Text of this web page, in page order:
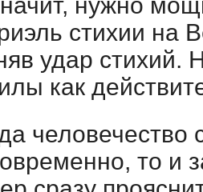
стихии на
удар стихий.
как
человечество
то и